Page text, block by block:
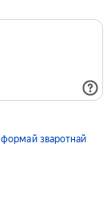
формай зваротнай